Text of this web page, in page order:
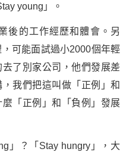
young」。
後的工作經歷和體會。另
可能面試過小2000個年輕
了別家公司，他們發展差
我們把這叫做「正例」和
麼「正例」和「負例」發展
」？「Stay hungry」，大